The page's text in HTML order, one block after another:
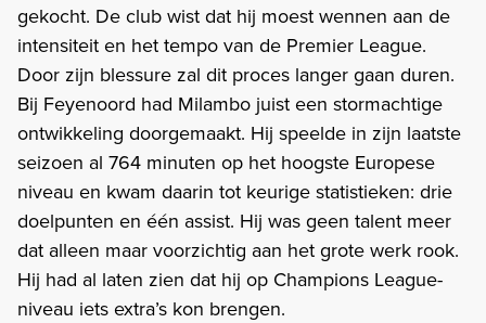
gekocht. De club wist dat hij moest wennen aan de
intensiteit en het tempo van de Premier League.
Door zijn blessure zal dit proces langer gaan duren.
Bij Feyenoord had Milambo juist een stormachtige
ontwikkeling doorgemaakt. Hij speelde in zijn laatste
seizoen al 764 minuten op het hoogste Europese
niveau en kwam daarin tot keurige statistieken: drie
doelpunten en één assist. Hij was geen talent meer
dat alleen maar voorzichtig aan het grote werk rook.
Hij had al laten zien dat hij op Champions League-
niveau iets extra’s kon brengen.